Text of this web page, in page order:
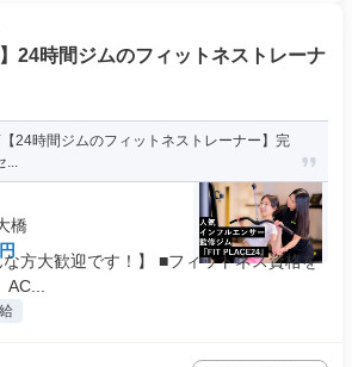
24時間ジムのフィットネストレーナ
24時間ジムのフィットネストレーナー】完
...
橋
方大歓迎です！】 ■フィットネス資格を